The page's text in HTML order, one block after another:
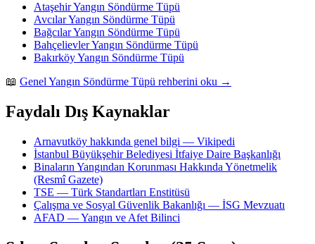
Ataşehir Yangın Söndürme Tüpü
Avcılar Yangın Söndürme Tüpü
Bağcılar Yangın Söndürme Tüpü
Bahçelievler Yangın Söndürme Tüpü
Bakırköy Yangın Söndürme Tüpü
📖 Genel Yangın Söndürme Tüpü rehberini oku →
Faydalı Dış Kaynaklar
Arnavutköy hakkında genel bilgi — Vikipedi
İstanbul Büyükşehir Belediyesi İtfaiye Daire Başkanlığı
Binaların Yangından Korunması Hakkında Yönetmelik
(Resmî Gazete)
TSE — Türk Standartları Enstitüsü
Çalışma ve Sosyal Güvenlik Bakanlığı — İSG Mevzuatı
AFAD — Yangın ve Afet Bilinci